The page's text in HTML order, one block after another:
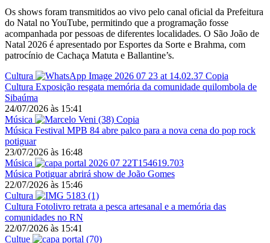
Os shows foram transmitidos ao vivo pelo canal oficial da Prefeitura
do Natal no YouTube, permitindo que a programação fosse
acompanhada por pessoas de diferentes localidades. O São João de
Natal 2026 é apresentado por Esportes da Sorte e Brahma, com
patrocínio de Cachaça Matuta e Ballantine’s.
Cultura
Cultura Exposição resgata memória da comunidade quilombola de
Sibaúma
24/07/2026 às 15:41
Música
Música Festival MPB 84 abre palco para a nova cena do pop rock
potiguar
23/07/2026 às 16:48
Música
Música Potiguar abrirá show de João Gomes
22/07/2026 às 15:46
Cultura
Cultura Fotolivro retrata a pesca artesanal e a memória das
comunidades no RN
22/07/2026 às 15:41
Cultue